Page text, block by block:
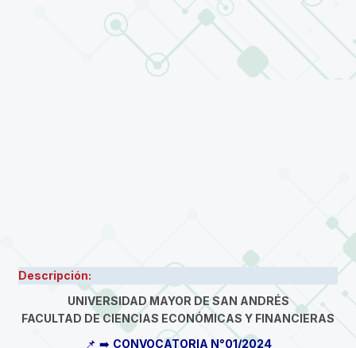
Descripción:
UNIVERSIDAD MAYOR DE SAN ANDRÉS
FACULTAD DE CIENCIAS ECONÓMICAS Y FINANCIERAS
📌 ➡️ CONVOCATORIA N°01/2024